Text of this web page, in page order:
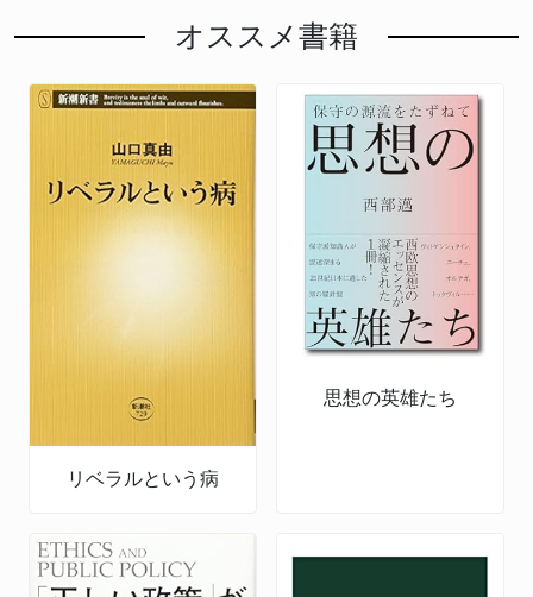
オススメ書籍
リベラルという病
思想の英雄たち